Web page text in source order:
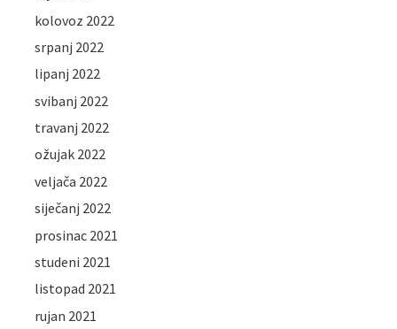
kolovoz 2022
srpanj 2022
lipanj 2022
svibanj 2022
travanj 2022
ožujak 2022
veljača 2022
siječanj 2022
prosinac 2021
studeni 2021
listopad 2021
rujan 2021